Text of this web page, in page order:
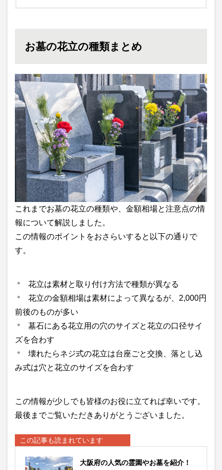
お墓の花立の種類まとめ
これまでお墓の花立の種類や、金額相場と注意点の情
報について解説しました。
この情報のポイントをおさらいすると以下の通りで
す。
花立は素材と取り付け方法で種類が異なる
花立の金額相場は素材によって異なるが、2,000円
前後のものが多い
墓石にある花立用の穴のサイズと花立の口径サイ
ズを合わす
壊れたらネジ式の花立は台座ごと交換、落とし込
み式は穴と花立のサイズを合わす
この情報が少しでも皆様のお役に立てれば幸いです。
最後までご覧いただきありがとうございました。
この記事も読まれています
大阪府の人気の霊園やお墓を紹介！